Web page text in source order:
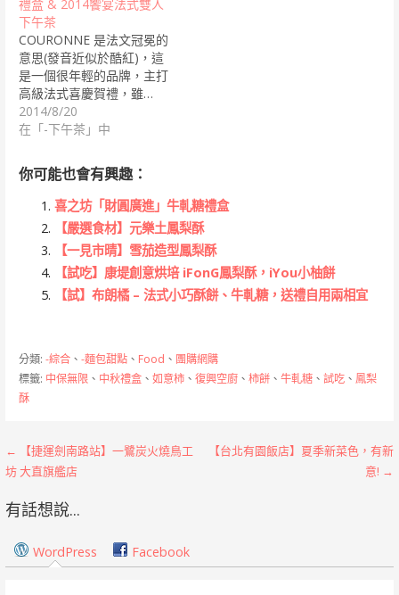
禮盒 & 2014饗宴法式雙人
下午茶
COURONNE 是法文冠冕的
意思(發音近似於酷紅)，這
是一個很年輕的品牌，主打
高級法式喜慶賀禮，雖…
2014/8/20
在「-下午茶」中
你可能也會有興趣：
喜之坊「財圓廣進」牛軋糖禮盒
【嚴選食材】元樂土鳳梨酥
【一見市晴】雪茄造型鳳梨酥
【試吃】康堤創意烘培 iFonG鳳梨酥，iYou小柚餅
【試】布朗橘 – 法式小巧酥餅、牛軋糖，送禮自用兩相宜
分類: -綜合、 -麵包甜點、 Food 、 團購網購
標籤: 中保無限、 中秋禮盒、 如意柿、 復興空廚、 柿餅、 牛軋糖、 試吃、 鳳梨
酥
文
章
導
覽
← 【捷運劍南路站】一鷺炭火燒鳥工
坊 大直旗艦店
【台北有園飯店】夏季新菜色，有新
意! →
有話想說...
WordPress Facebook